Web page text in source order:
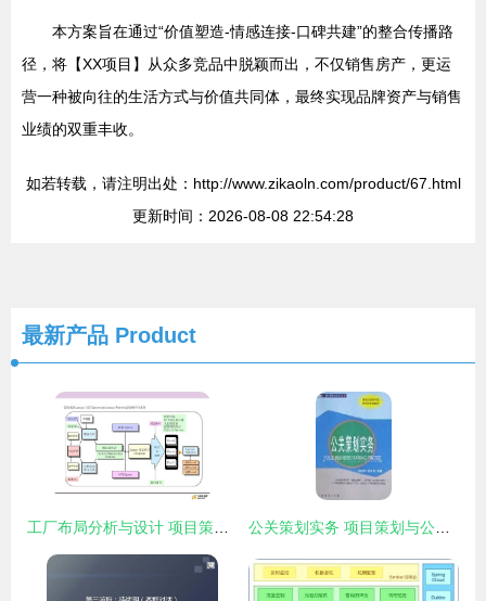
本方案旨在通过“价值塑造-情感连接-口碑共建”的整合传播路
径，将【XX项目】从众多竞品中脱颖而出，不仅销售房产，更运
营一种被向往的生活方式与价值共同体，最终实现品牌资产与销售
业绩的双重丰收。
如若转载，请注明出处：http://www.zikaoln.com/product/67.html
更新时间：2026-08-08 22:54:28
最新产品 Product